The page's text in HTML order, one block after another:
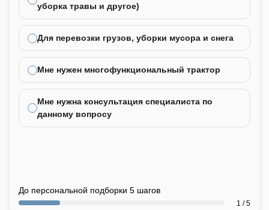
уборка травы и другое)
Для перевозки грузов, уборки мусора и снега
Мне нужен многофункциональный трактор
Мне нужна консультация специалиста по
данному вопросу
До персональной подборки 5 шагов
1 / 5